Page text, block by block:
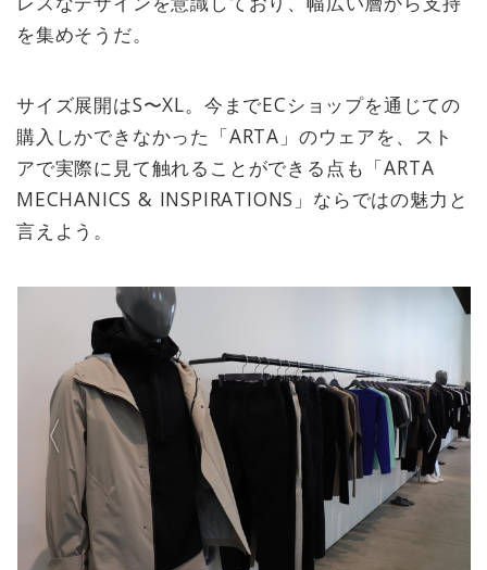
を集めそうだ。
サイズ展開はS〜XL。今までECショップを通じての
購入しかできなかった「ARTA」のウェアを、スト
アで実際に見て触れることができる点も「ARTA
MECHANICS & INSPIRATIONS」ならではの魅力と
言えよう。